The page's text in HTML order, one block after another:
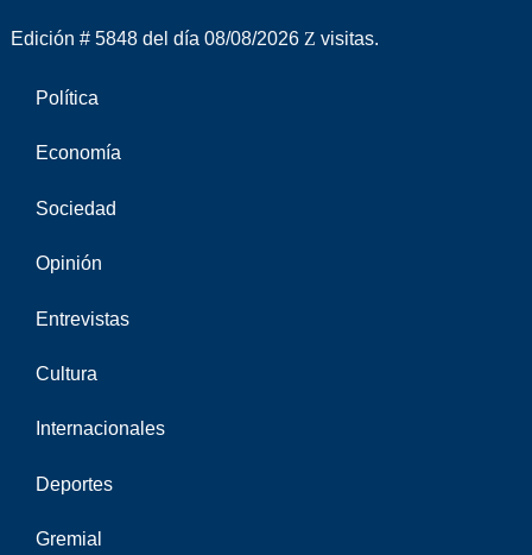
Edición # 5848 del día 08/08/2026 visitas.
Política
Economía
Sociedad
Opinión
Entrevistas
Cultura
Internacionales
Deportes
Gremial